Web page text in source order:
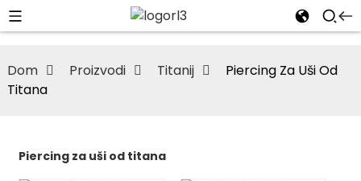
Dom Proizvodi Titanij
Piercing Za Uši Od
Titana
Piercing za uši od titana